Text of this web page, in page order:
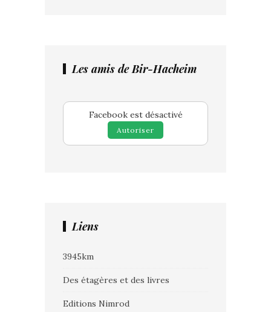
Les amis de Bir-Hacheim
Facebook est désactivé
Autoriser
Liens
3945km
Des étagères et des livres
Editions Nimrod